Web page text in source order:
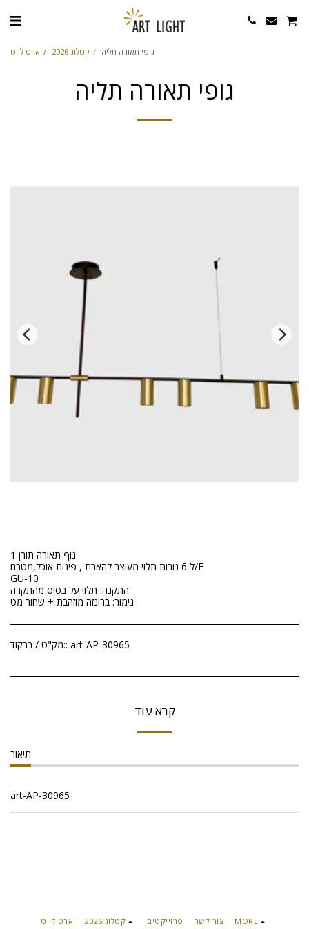
ארט לייט קטלוג 2026 גופי תאורה תליה
גופי תאורה תליה
גוף תאורה תורן 1
ל 6 נורות תלוי מעוצב להארת , פינות אוכל,מטבח/E
GU-10
התקנה: תלוי על בסיס מהתקרה.
גימור: ברונזה מוזהבת + שחור מט
מק"ט / ברקוד:: art-AP-30965
קרא עוד
תיאור
art-AP-30965
ארט לייט קטלוג 2026 פרוייקטים צור קשר MORE